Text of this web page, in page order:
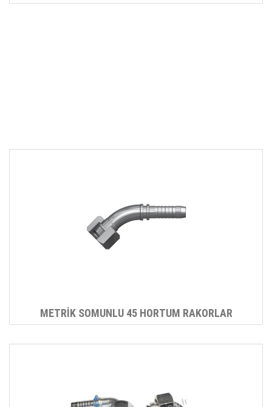
METRİK SOMUNLU 45 HORTUM RAKORLAR